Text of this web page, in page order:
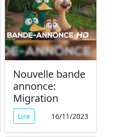
Nouvelle bande
annonce:
Migration
Lire 16/11/2023